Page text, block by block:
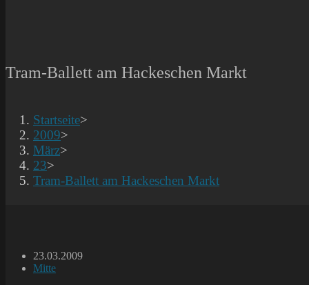
Tram-Ballett am Hackeschen Markt
Startseite>
2009>
März>
23>
Tram-Ballett am Hackeschen Markt
Beitrag
veröffentlicht:
23.03.2009
Beitrags-
Mitte